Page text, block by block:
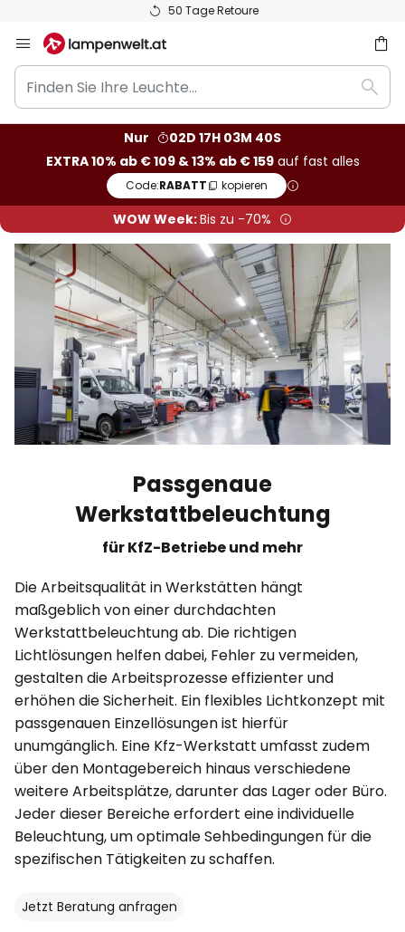
50 Tage Retoure
Inhalt
springen
Finden
Sie
Ihre
Nur
02D 17H 03M 39S
EXTRA 10% ab € 109 & 13% ab € 159auf fast alles
Code:RABATT kopieren
WOW Week:Bis zu -70%
Passgenaue
Werkstattbeleuchtung
für KfZ-Betriebe und mehr
Die Arbeitsqualität in Werkstätten hängt
maßgeblich von einer durchdachten
Werkstattbeleuchtung ab. Die richtigen
Lichtlösungen helfen dabei, Fehler zu vermeiden,
gestalten die Arbeitsprozesse effizienter und
erhöhen die Sicherheit. Ein flexibles Lichtkonzept mit
passgenauen Einzellösungen ist hierfür
unumgänglich. Eine Kfz-Werkstatt umfasst zudem
über den Montagebereich hinaus verschiedene
weitere Arbeitsplätze, darunter das Lager oder Büro.
Jeder dieser Bereiche erfordert eine individuelle
Beleuchtung, um optimale Sehbedingungen für die
spezifischen Tätigkeiten zu schaffen.
Jetzt Beratung anfragen